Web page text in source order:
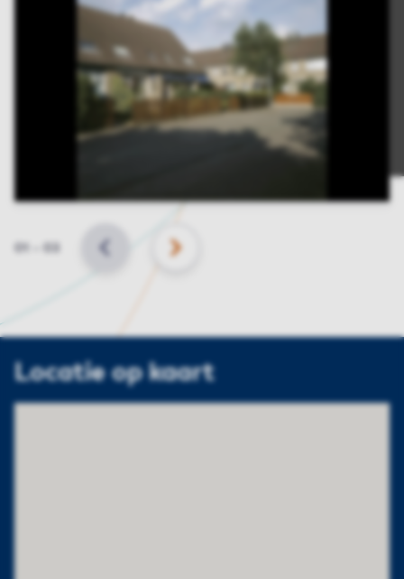
Slide
VORIGE VOLGENDE
Locatie op kaart